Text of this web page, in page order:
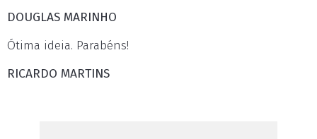
DOUGLAS MARINHO
Ótima ideia. Parabéns!
RICARDO MARTINS